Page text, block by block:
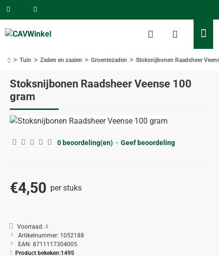
Stoksnijbonen Raadsheer Veense 100
gram
Tuin Zaden en zaaien Groentezaden Stoksnijbonen Raadsheer
0 beoordeling(en) - Geef beoordeling
€4,50 per stuks
Voorraad: 4
Artikelnummer: 1052188
EAN: 8711117304005
Product bekeken:1495